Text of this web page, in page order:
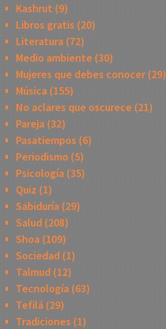
Kashrut (9)
Libros gratis (20)
Literatura(72)
Medio ambiente (30)
Mujeres que debes conocer(29)
Música(155)
No aclares que oscurece (21)
Pareja(32)
Pasatiempos (6)
Periodismo (5)
Psicología(35)
Quiz (1)
Sabiduría(29)
Salud (208)
Shoa(109)
Sociedad(1)
Talmud (12)
Tecnología(63)
Tefilá(29)
Tradiciones (1)